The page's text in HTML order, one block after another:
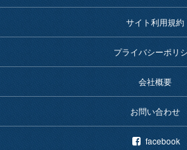
サイト利用規約
プライバシーポリ
会社概要
お問い合わせ
facebook